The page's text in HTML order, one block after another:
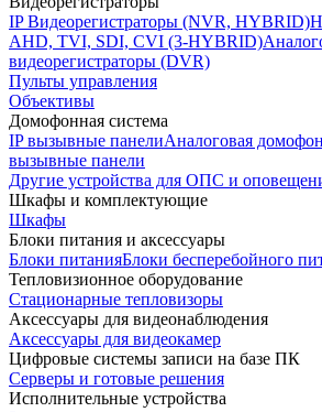
IP Видеорегистраторы (NVR, HYBRID)
AHD, TVI, SDI, CVI (3-HYBRID)
видеорегистраторы (DVR)
Пульты управления
Объективы
Домофонная система
IP вызывные панелиАналоговая
вызывные панели
Другие устройства для ОПС и
Шкафы и комплектующие
Шкафы
Блоки питания и аксессуары
Блоки питанияБлоки бесперебойного
Тепловизионное оборудование
Стационарные тепловизоры
Аксессуары для видеонаблюдения
Аксессуары для видеокамер
Цифровые системы записи на базе ПК
Серверы и готовые решения
Исполнительные устройства